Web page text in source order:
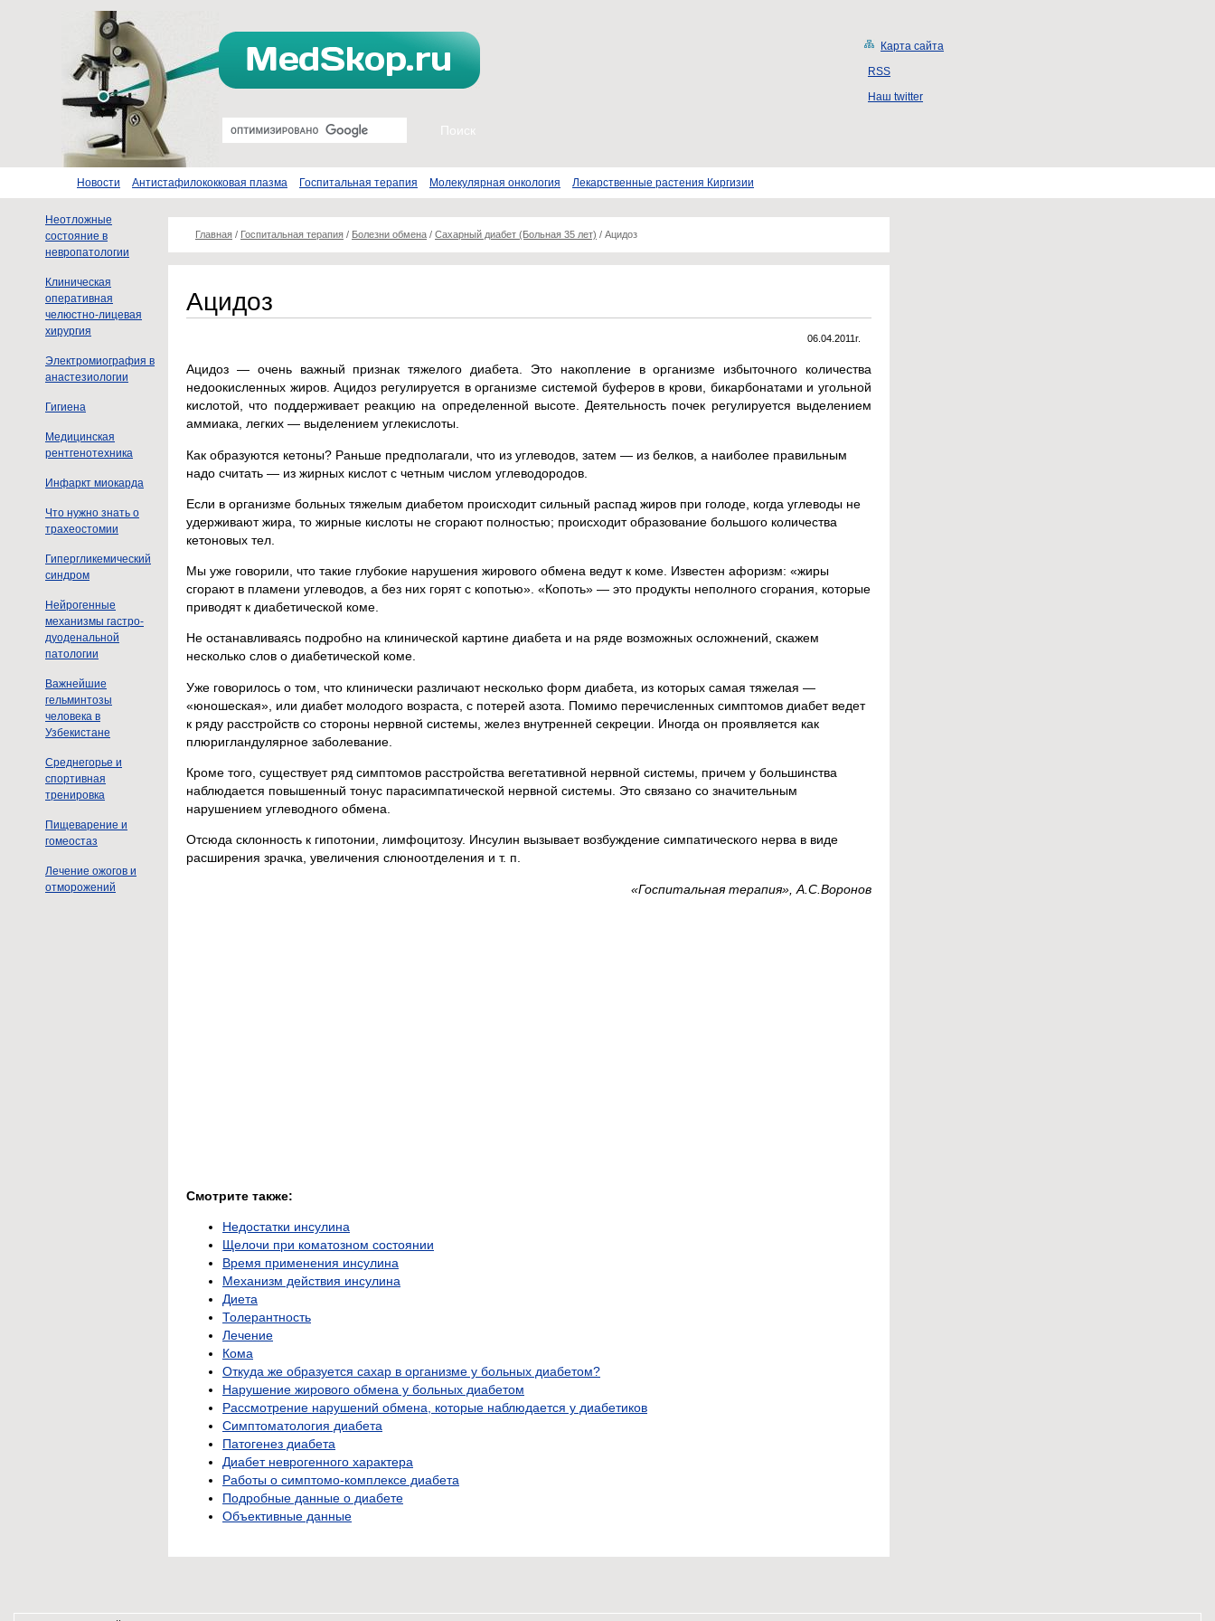
Карта сайта
RSS
Наш twitter
Новости Антистафилококковая плазма Госпитальная терапия Молекулярная онкология Лекарственные растения Киргизии
Неотложные
состояние в
невропатологии
Клиническая
оперативная
челюстно-лицевая
хирургия
Электромиография в
анастезиологии
Гигиена
Медицинская
рентгенотехника
Инфаркт миокарда
Что нужно знать о
трахеостомии
Гипергликемический
синдром
Нейрогенные
механизмы гастро-
дуоденальной
патологии
Важнейшие
гельминтозы
человека в
Узбекистане
Среднегорье и
спортивная
тренировка
Пищеварение и
гомеостаз
Лечение ожогов и
отморожений
Главная / Госпитальная терапия / Болезни обмена / Сахарный диабет (Больная 35 лет) / Ацидоз
Ацидоз
06.04.2011г.
Ацидоз — очень важный признак тяжелого диабета. Это накопление в организме избыточного количества
недоокисленных жиров. Ацидоз регулируется в организме системой буферов в крови, бикарбонатами и угольной
кислотой, что поддерживает реакцию на определенной высоте. Деятельность почек регулируется выделением
аммиака, легких — выделением углекислоты.
Как образуются кетоны? Раньше предполагали, что из углеводов, затем — из белков, а наиболее правильным
надо считать — из жирных кислот с четным числом углеводородов.
Если в организме больных тяжелым диабетом происходит сильный распад жиров при голоде, когда углеводы не
удерживают жира, то жирные кислоты не сгорают полностью; происходит образование большого количества
кетоновых тел.
Мы уже говорили, что такие глубокие нарушения жирового обмена ведут к коме. Известен афоризм: «жиры
сгорают в пламени углеводов, а без них горят с копотью». «Копоть» — это продукты неполного сгорания, которые
приводят к диабетической коме.
Не останавливаясь подробно на клинической картине диабета и на ряде возможных осложнений, скажем
несколько слов о диабетической коме.
Уже говорилось о том, что клинически различают несколько форм диабета, из которых самая тяжелая —
«юношеская», или диабет молодого возраста, с потерей азота. Помимо перечисленных симптомов диабет ведет
к ряду расстройств со стороны нервной системы, желез внутренней секреции. Иногда он проявляется как
плюригландулярное заболевание.
Кроме того, существует ряд симптомов расстройства вегетативной нервной системы, причем у большинства
наблюдается повышенный тонус парасимпатической нервной системы. Это связано со значительным
нарушением углеводного обмена.
Отсюда склонность к гипотонии, лимфоцитозу. Инсулин вызывает возбуждение симпатического нерва в виде
расширения зрачка, увеличения слюноотделения и т. п.
«Госпитальная терапия», А.С.Воронов
Смотрите также:
Недостатки инсулина
Щелочи при коматозном состоянии
Время применения инсулина
Механизм действия инсулина
Диета
Толерантность
Лечение
Кома
Откуда же образуется сахар в организме у больных диабетом?
Нарушение жирового обмена у больных диабетом
Рассмотрение нарушений обмена, которые наблюдается у диабетиков
Симптоматология диабета
Патогенез диабета
Диабет неврогенного характера
Работы о симптомо-комплексе диабета
Подробные данные о диабете
Объективные данные